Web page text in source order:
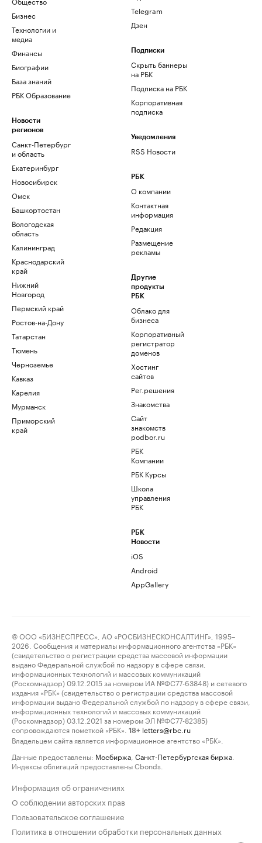
Бизнес
Технологии и
медиа
Финансы
Биографии
База знаний
РБК Образование
Новости
регионов
Санкт-Петербург
и область
Екатеринбург
Новосибирск
Омск
Башкортостан
Вологодская
область
Калининград
Краснодарский
край
Нижний
Новгород
Пермский край
Ростов-на-Дону
Татарстан
Тюмень
Черноземье
Кавказ
Карелия
Мурманск
Приморский
край
Telegram
Дзен
Подписки
Скрыть баннеры
на РБК
Подписка на РБК
Корпоративная
подписка
Уведомления
RSS Новости
РБК
О компании
Контактная
информация
Редакция
Размещение
рекламы
Другие
продукты
РБК
Облако для
бизнеса
Корпоративный
регистратор
доменов
Хостинг
сайтов
Рег.решения
Знакомства
Сайт
знакомств
podbor.ru
РБК
Компании
РБК Курсы
Школа
управления
РБК
РБК
Новости
iOS
Android
AppGallery
© ООО «БИЗНЕСПРЕСС», АО «РОСБИЗНЕСКОНСАЛТИНГ», 1995–
2026. Сообщения и материалы информационного агентства «РБК»
(свидетельство о регистрации средства массовой информации
выдано Федеральной службой по надзору в сфере связи,
информационных технологий и массовых коммуникаций
(Роскомнадзор) 09.12.2015 за номером ИА №ФС77-63848) и сетевого
издания «РБК» (свидетельство о регистрации средства массовой
информации выдано Федеральной службой по надзору в сфере связи,
информационных технологий и массовых коммуникаций
(Роскомнадзор) 03.12.2021 за номером ЭЛ №ФС77-82385)
сопровождаются пометкой «РБК».
18+ letters@rbc.ru
Владельцем сайта является информационное агентство «РБК».
Данные предоставлены: Мосбиржа Санкт-Петербургская биржа
Индексы облигаций предоставлены Cbonds.
Информация об ограничениях
О соблюдении авторских прав
Пользовательское соглашение
Политика в отношении обработки персональных данных